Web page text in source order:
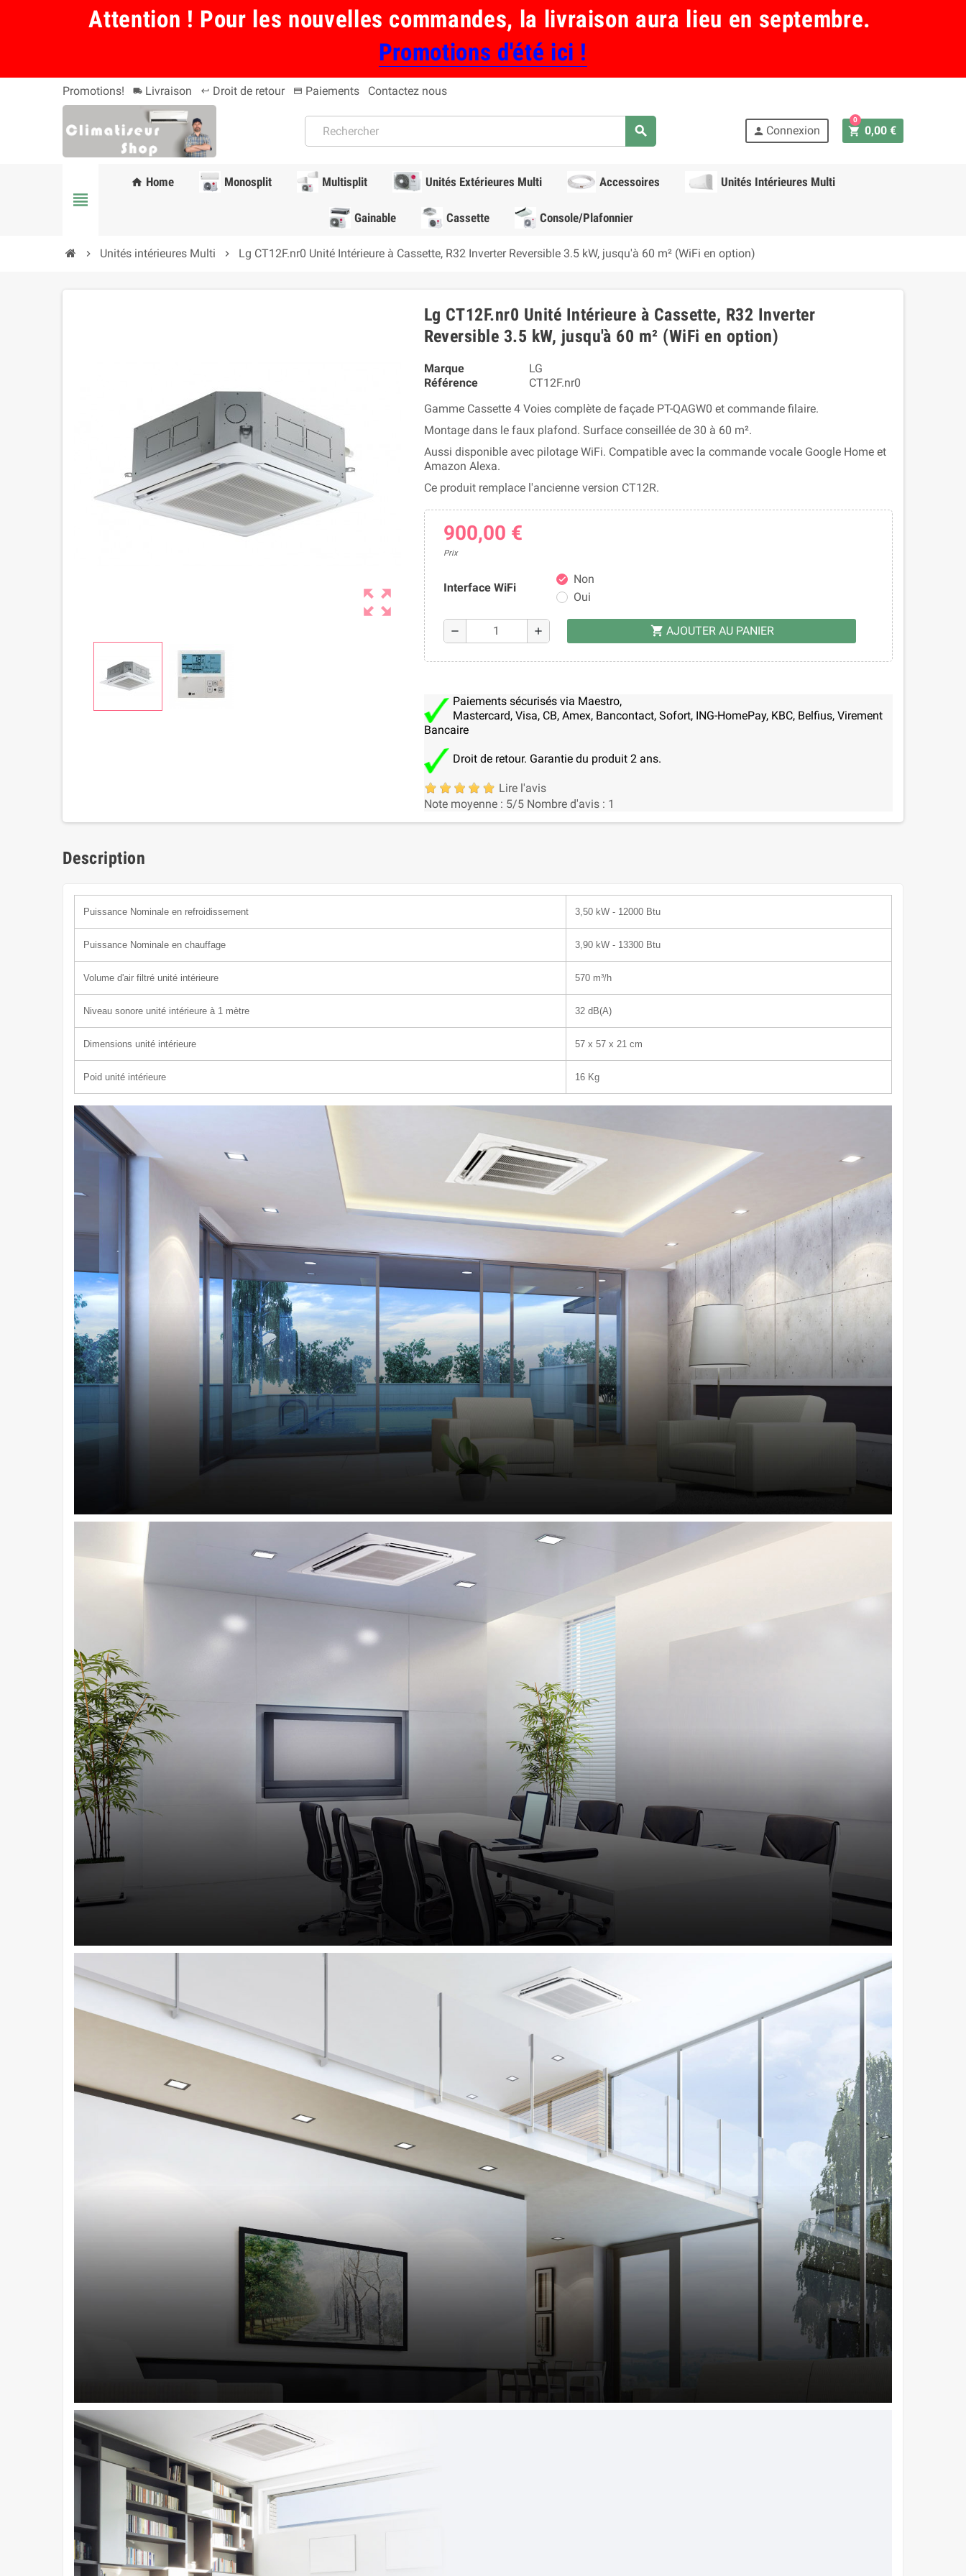
Attention ! Pour les nouvelles commandes, la livraison aura lieu en septembre.
Promotions d'été ici !
Promotions! local_shipping Livraison keyboard_return Droit de retour payment Paiements Contactez nous
search person Connexion shopping_cart 0,00 €
0
view_headline
home Home Monosplit Multisplit Unités Extérieures Multi Accessoires Unités Intérieures Multi
Gainable Cassette Console/Plafonnier
chevron_right Unités intérieures Multi chevron_right Lg CT12F.nr0 Unité Intérieure à Cassette, R32 Inverter Reversible 3.5 kW, jusqu'à 60 m² (WiFi en option)
zoom_out_map
Lg CT12F.nr0 Unité Intérieure à Cassette, R32 Inverter
Reversible 3.5 kW, jusqu'à 60 m² (WiFi en option)
Marque
LG
Référence
CT12F.nr0
Gamme Cassette 4 Voies complète de façade PT-QAGW0 et commande filaire.
Montage dans le faux plafond. Surface conseillée de 30 à 60 m².
Aussi disponible avec pilotage WiFi. Compatible avec la commande vocale Google Home et
Amazon Alexa.
Ce produit remplace l'ancienne version CT12R.
900,00 €
Prix
Interface WiFi
check
Non
Oui
remove add shopping_cart AJOUTER AU PANIER
Paiements sécurisés via Maestro,
Mastercard, Visa, CB, Amex, Bancontact, Sofort, ING-HomePay, KBC, Belfius, Virement
Bancaire
Droit de retour. Garantie du produit 2 ans.
Lire l'avis
Note moyenne : 5/5 Nombre d'avis : 1
Description
Puissance Nominale en refroidissement 3,50 kW - 12000 Btu
Puissance Nominale en chauffage 3,90 kW - 13300 Btu
Volume d'air filtré unité intérieure 570 m³/h
Niveau sonore unité intérieure à 1 mètre 32 dB(A)
Dimensions unité intérieure 57 x 57 x 21 cm
Poid unité intérieure 16 Kg